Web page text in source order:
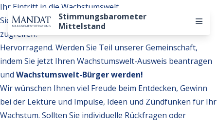
Stimmungsbarometer
Mittelstand
Ihr Eintritt in die Wachstumswelt
Sie möchten auf weitere Inhalte der Wachstumswelt
zugreifen?
Hervorragend. Werden Sie Teil unserer Gemeinschaft,
indem Sie jetzt Ihren Wachstumswelt-Ausweis beantragen
und Wachstumswelt-Bürger werden!
Wir wünschen Ihnen viel Freude beim Entdecken, Gewinn
bei der Lektüre und Impulse, Ideen und Zündfunken für Ihr
Wachstum. Sollten Sie individuelle Rückfragen oder